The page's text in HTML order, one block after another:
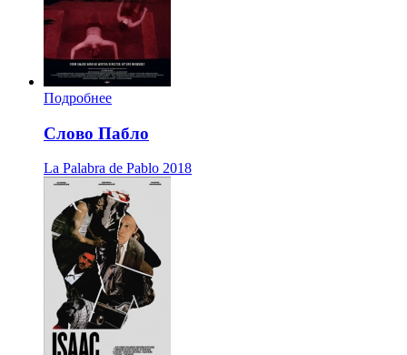
Подробнее
Слово Пабло
La Palabra de Pablo 2018